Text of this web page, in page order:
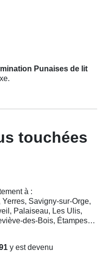
Punaises de lit
touchées
à :
Savigny-sur-Orge,
Palaiseau, Les Ulis,
des-Bois, Étampes…
y est devenu